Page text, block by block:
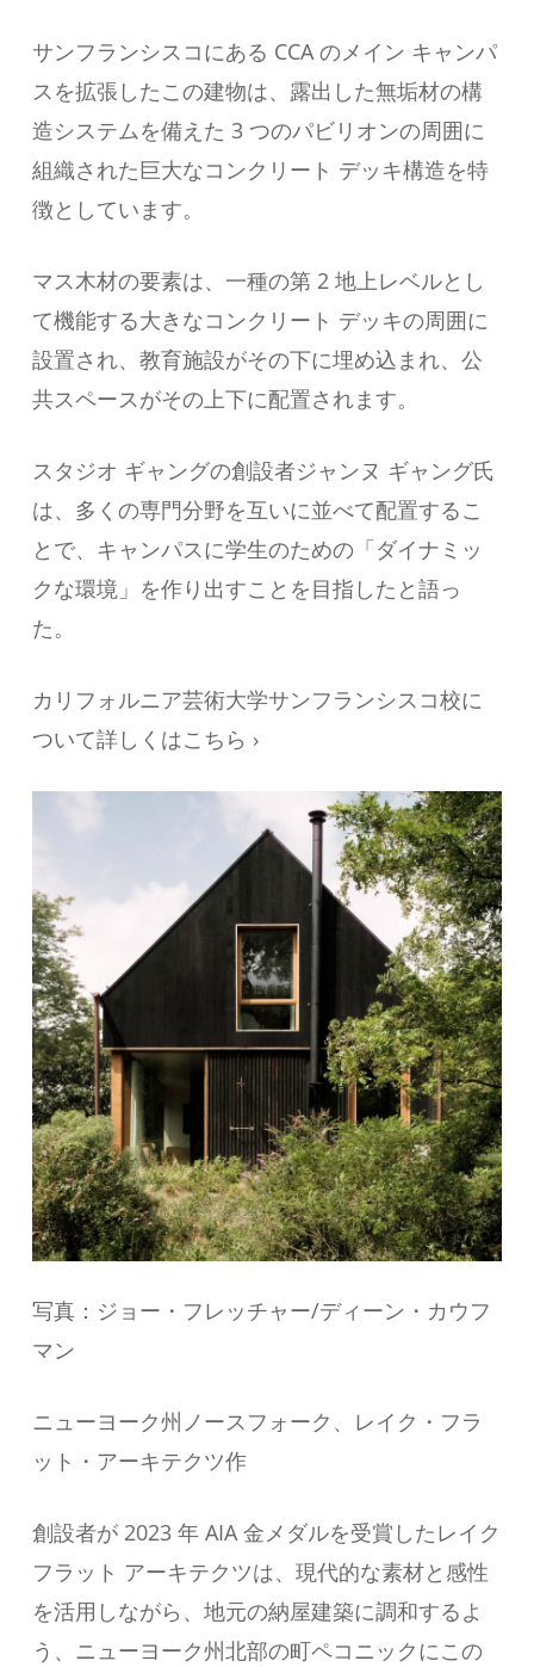
サンフランシスコにある CCA のメイン キャンパ
スを拡張したこの建物は、露出した無垢材の構
造システムを備えた 3 つのパビリオンの周囲に
組織された巨大なコンクリート デッキ構造を特
徴としています。
マス木材の要素は、一種の第 2 地上レベルとし
て機能する大きなコンクリート デッキの周囲に
設置され、教育施設がその下に埋め込まれ、公
共スペースがその上下に配置されます。
スタジオ ギャングの創設者ジャンヌ ギャング氏
は、多くの専門分野を互いに並べて配置するこ
とで、キャンパスに学生のための「ダイナミッ
クな環境」を作り出すことを目指したと語っ
た。
カリフォルニア芸術大学サンフランシスコ校に
ついて詳しくはこちら ›
写真：ジョー・フレッチャー/ディーン・カウフ
マン
ニューヨーク州ノースフォーク、レイク・フラ
ット・アーキテクツ作
創設者が 2023 年 AIA 金メダルを受賞したレイク
フラット アーキテクツは、現代的な素材と感性
を活用しながら、地元の納屋建築に調和するよ
う、ニューヨーク州北部の町ペコニックにこの